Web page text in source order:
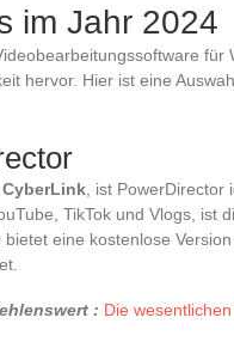
im Jahr 2024
hervor. Hier ist eine
, ist
TikTok und Vlogs, ist
bietet eine kostenlose
: Die